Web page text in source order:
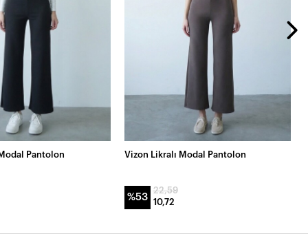
Pantolon Vizon Likralı Modal Pantolon
%53
22,59
10,72